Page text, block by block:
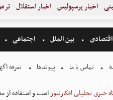
اخبار پرسپولیس اخبار استقلال
اقتصادی بین الملل اجتماعی
تماس با ما پیوندها تعرفه
خبری تحلیلی افکارنیوزاست و استفاده از